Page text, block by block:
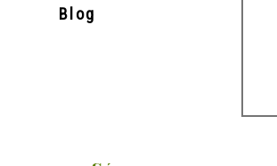
Blog